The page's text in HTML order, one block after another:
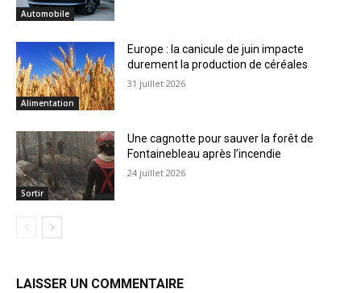
Automobile
Alimentation
Europe : la canicule de juin impacte
durement la production de céréales
31 juillet 2026
Sortir
Une cagnotte pour sauver la forêt de
Fontainebleau après l’incendie
24 juillet 2026
LAISSER UN COMMENTAIRE